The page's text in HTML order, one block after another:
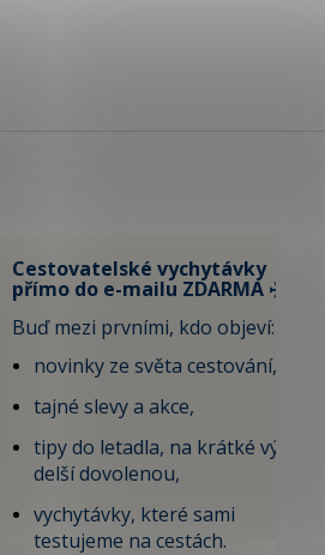
Cestovatelské vychytávky
přímo do e-mailu ZDARMA ✈️
Buď mezi prvními, kdo objeví:
novinky ze světa cestování,
tajné slevy a akce,
tipy do letadla, na krátké výlety i
delší dovolenou,
vychytávky, které sami
testujeme na cestách.